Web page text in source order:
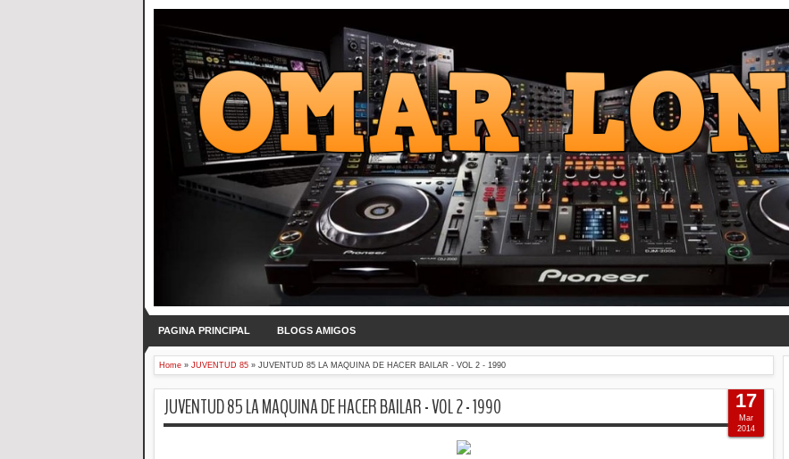
PAGINA PRINCIPAL BLOGS AMIGOS
Home » JUVENTUD 85 » JUVENTUD 85 LA MAQUINA DE HACER BAILAR - VOL 2 - 1990
JUVENTUD 85 LA MAQUINA DE HACER BAILAR - VOL 2 - 1990 17
Mar
2014